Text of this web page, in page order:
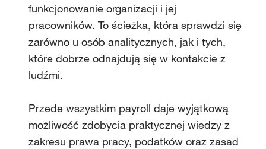
funkcjonowanie organizacji i jej
pracowników. To ścieżka, która sprawdzi się
zarówno u osób analitycznych, jak i tych,
które dobrze odnajdują się w kontakcie z
ludźmi.
Przede wszystkim payroll daje wyjątkową
możliwość zdobycia praktycznej wiedzy z
zakresu prawa pracy, podatków oraz zasad